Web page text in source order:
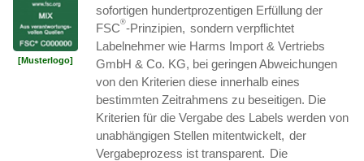
[Musterlogo]
sofortigen hundertprozentigen Erfüllung der
FSC®-Prinzipien, sondern verpflichtet
Labelnehmer wie Harms Import & Vertriebs
GmbH & Co. KG, bei geringen Abweichungen
von den Kriterien diese innerhalb eines
bestimmten Zeitrahmens zu beseitigen. Die
Kriterien für die Vergabe des Labels werden von
unabhängigen Stellen mitentwickelt, der
Vergabeprozess ist transparent. Die